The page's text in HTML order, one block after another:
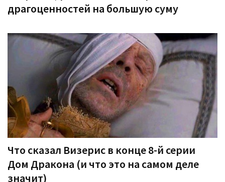
драгоценностей на большую суму
Что сказал Визерис в конце 8-й серии
Дом Дракона (и что это на самом деле
значит)